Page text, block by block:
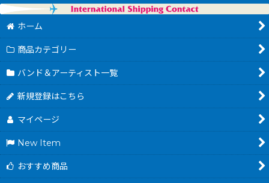
ホーム
商品カテゴリー
バンド＆アーティスト一覧
新規登録はこちら
マイページ
New Item
おすすめ商品